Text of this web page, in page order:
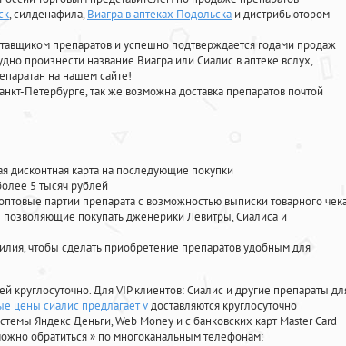
, силденафила, Виагра в аптеках Подольска и дистрибьютором
препаратов и успешно подтверждается годами продаж
произнести название Виагра или Сиалис в аптеке вслух,
на нашем сайте!
Петербурге, так же возможна доставка препаратов почтой
дисконтная карта на последующие покупки
5 тысяч рублей
партии препарата с возможностью выписки товарного
покупать дженерики Левитры, Сиалиса и
чтобы сделать приобретение препаратов удобным для
круглосуточно. Для VIP клиентов: Сиалис и другие препараты
цены сиалис предлагает vдоставляются круглосуточно
Яндекс Деньги, Web Money и с банковских карт Master Card
обратиться» по многоканальным телефонам: